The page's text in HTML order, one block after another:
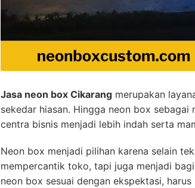
Jasa neon box Cikarang merupakan
sekedar hiasan. Hingga neon box
centra bisnis menjadi lebih indah serta
Neon box menjadi pilihan karena selain
mempercantik toko, tapi juga menjadi
neon box sesuai dengan ekspektasi,